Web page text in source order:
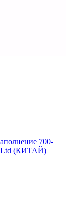
700-
Ltd (КИТАЙ)